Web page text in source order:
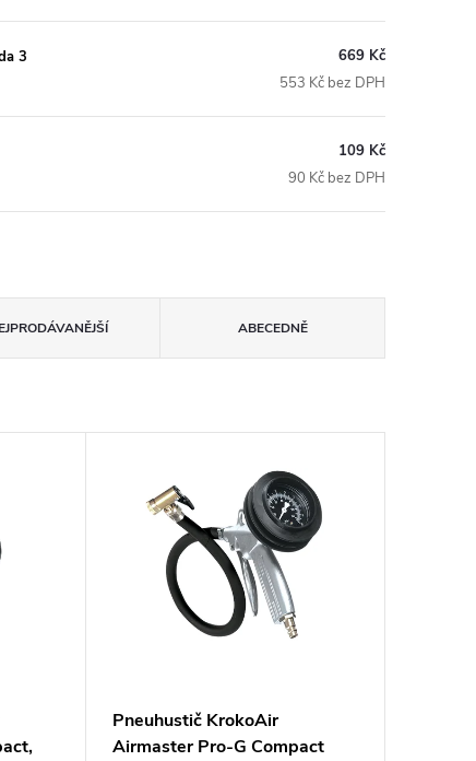
3
669 Kč
553 Kč bez DPH
109 Kč
90 Kč bez DPH
ABECEDNĚ
Pneuhustič KrokoAir
Airmaster Pro-G Compact